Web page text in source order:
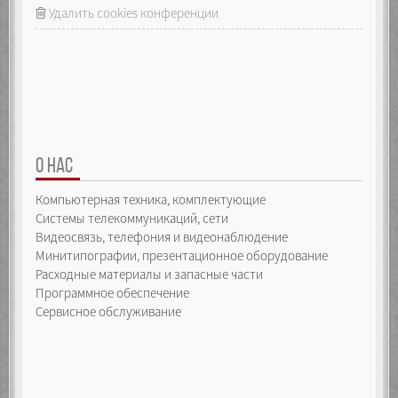
defineIndexProperty(index);
raiseEvent({
});
Object.defineProperty(_self, "pop", {
configurable: false,
enumerable: false,
writable: false,
value: function() {
if (_array.length > -1) {
var index = _array.length - 1,
item = _array.pop();
delete _self[index];
raiseEvent({
Удалить cookies конференции
О НАС
Компьютерная техника, комплектующие
Системы телекоммуникаций, сети
Видеосвязь, телефония и видеонаблюдение
Минитипографии, презентационное оборудование
Расходные материалы и запасные части
Программное обеспечение
Сервисное обслуживание